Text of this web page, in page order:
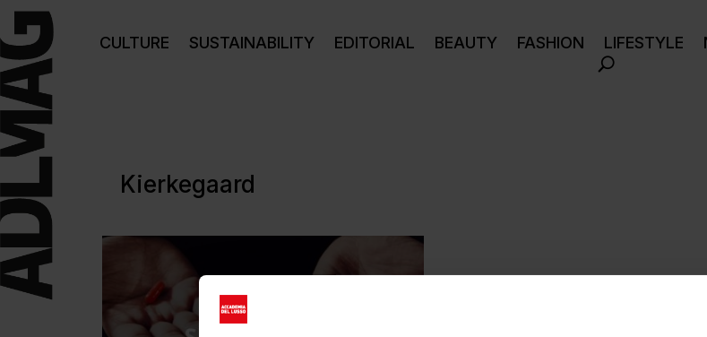
CULTURE SUSTAINABILITY EDITORIAL BEAUTY FASHION LIFESTYLE
Kierkegaard